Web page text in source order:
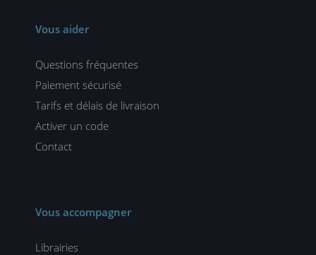
Vous aider
Questions fréquentes
Paiement sécurisé
Tarifs et délais de livraison
Activer un code
Contact
Vous accompagner
Librairies